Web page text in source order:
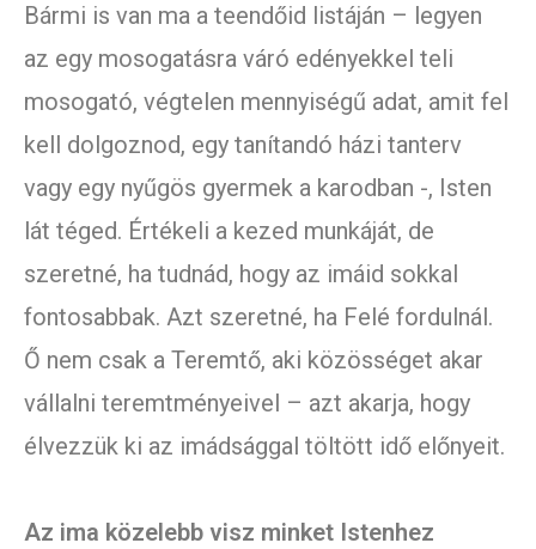
Bármi is van ma a teendőid listáján – legyen
az egy mosogatásra váró edényekkel teli
mosogató, végtelen mennyiségű adat, amit fel
kell dolgoznod, egy tanítandó házi tanterv
vagy egy nyűgös gyermek a karodban -, Isten
lát téged. Értékeli a kezed munkáját, de
szeretné, ha tudnád, hogy az imáid sokkal
fontosabbak. Azt szeretné, ha Felé fordulnál.
Ő nem csak a Teremtő, aki közösséget akar
vállalni teremtményeivel – azt akarja, hogy
élvezzük ki az imádsággal töltött idő előnyeit.
Az ima közelebb visz minket Istenhez